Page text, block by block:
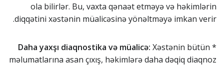
ola bilirlər. Bu, vaxta qənaət etməyə və həkimlərin
diqqətini xəstənin müalicəsinə yönəltməyə imkan verir.
*
Daha yaxşı diaqnostika və müalicə: Xəstənin bütün
məlumatlarına asan çıxış, həkimlərə daha dəqiq diaqnoz